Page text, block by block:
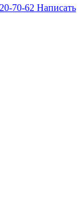
70-62 Написать